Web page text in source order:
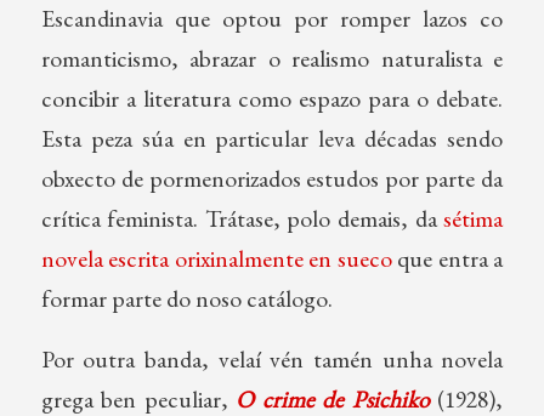
Escandinavia que optou por romper lazos co
romanticismo, abrazar o realismo naturalista e
concibir a literatura como espazo para o debate.
Esta peza súa en particular leva décadas sendo
obxecto de pormenorizados estudos por parte da
crítica feminista. Trátase, polo demais, dasétima
novela escrita orixinalmente en suecoque entra a
formar parte do noso catálogo.
Por outra banda, velaí vén tamén unha novela
grega ben peculiar, O crime de Psichiko(1928),